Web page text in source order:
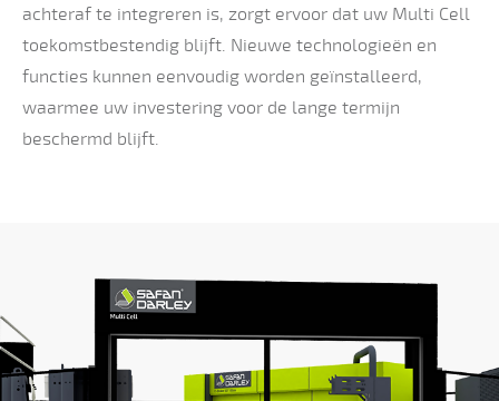
achteraf te integreren is, zorgt ervoor dat uw Multi Cell
toekomstbestendig blijft. Nieuwe technologieën en
functies kunnen eenvoudig worden geïnstalleerd,
waarmee uw investering voor de lange termijn
beschermd blijft.